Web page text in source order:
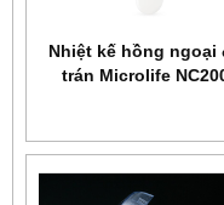
Nhiệt kế hồng ngoại
trán Microlife